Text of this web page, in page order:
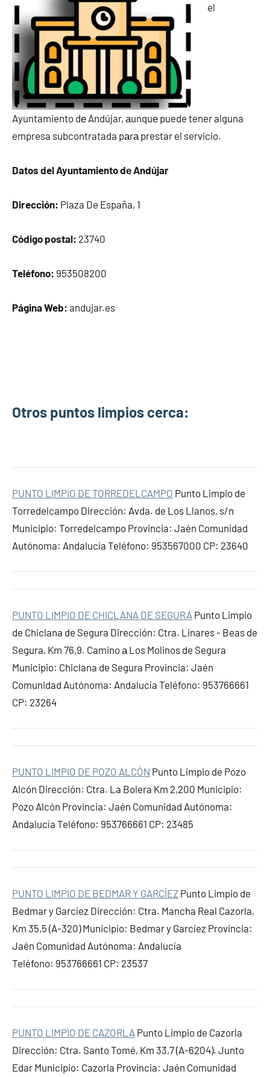
el
Ayuntamiento dе Andújar, аunquе puede tener alguna
empresa subcontratada pаrа prestar el servicio.
Datos del Ayuntamiento dе Andújar
Dirección: Plaza De España, 1
Código postal: 23740
Teléfono: 953508200
Página Web: andujar.es
Otros puntos limpios cerca:
PUNTO LIMPIO DE TORREDELCAMPO Punto Limpio de
Torredelcampo Dirección: Avda. de Los Llanos, s/n
Municipio: Torredelcampo Provincia: Jaén Comunidad
Autónoma: Andalucía Teléfono: 953567000 CP: 23640
PUNTO LIMPIO DE CHICLANA DE SEGURA Punto Limpio
de Chiclana de Segura Dirección: Ctra. Linares - Beas de
Segura, Km 76,9. Camino а Los Molinos de Segura
Municipio: Chiclana de Segura Provincia: Jaén
Comunidad Autónoma: Andalucía Teléfono: 953766661
CP: 23264
PUNTO LIMPIO DE POZO ALCÓN Punto Limpio de Pozo
Alcón Dirección: Ctra. La Bolera Km 2,200 Municipio:
Pozo Alcón Provincia: Jaén Comunidad Autónoma:
Andalucía Teléfono: 953766661 CP: 23485
PUNTO LIMPIO DE BEDMAR Y GARCÍEZ Punto Limpio de
Bedmar y Garcíez Dirección: Ctra. Mancha Real Cazorla,
Km 35,5 (A-320) Municipio: Bedmar y Garcíez Provincia:
Jaén Comunidad Autónoma: Andalucía
Teléfono: 953766661 CP: 23537
PUNTO LIMPIO DE CAZORLA Punto Limpio de Cazorla
Dirección: Ctra. Santo Tomé, Km 33,7 (A-6204). Junto
Edar Municipio: Cazorla Provincia: Jaén Comunidad